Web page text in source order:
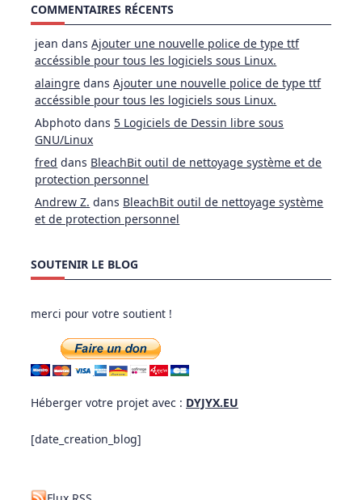
COMMENTAIRES RÉCENTS
jean dansAjouter une nouvelle police de type ttf
accéssible pour tous les logiciels sous Linux.
alaingre dansAjouter une nouvelle police de type ttf
accéssible pour tous les logiciels sous Linux.
Abphoto dans 5 Logiciels de Dessin libre sous
GNU/Linux
fred dans BleachBit outil de nettoyage système et de
protection personnel
Andrew Z. dans BleachBit outil de nettoyage système
et de protection personnel
SOUTENIR LE BLOG
merci pour votre soutient !
Héberger votre projet avec : DYJYX.EU
[date_creation_blog]